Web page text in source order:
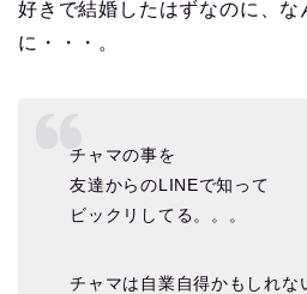
好きで結婚したはずなのに、な
に・・・。
チャマの事を
友達からのLINEで知って
ビックリしてる。。。
チャマは自業自得かもしれな